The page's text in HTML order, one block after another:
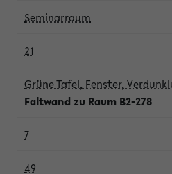
Seminarraum
21
Grüne Tafel, Fenster,
Faltwand zu Raum B2-278
7
49